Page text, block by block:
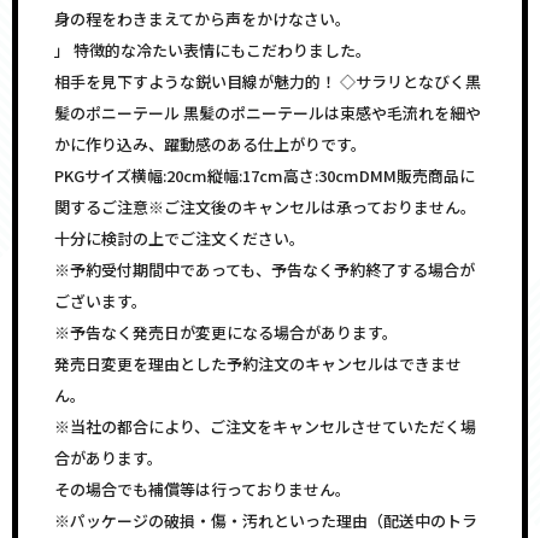
身の程をわきまえてから声をかけなさい。
」 特徴的な冷たい表情にもこだわりました。
相手を見下すような鋭い目線が魅力的！ ◇サラリとなびく黒
髪のポニーテール 黒髪のポニーテールは束感や毛流れを細や
かに作り込み、躍動感のある仕上がりです。
PKGサイズ横幅:20cm縦幅:17cm高さ:30cmDMM販売商品に
関するご注意※ご注文後のキャンセルは承っておりません。
十分に検討の上でご注文ください。
※予約受付期間中であっても、予告なく予約終了する場合が
ございます。
※予告なく発売日が変更になる場合があります。
発売日変更を理由とした予約注文のキャンセルはできませ
ん。
※当社の都合により、ご注文をキャンセルさせていただく場
合があります。
その場合でも補償等は行っておりません。
※パッケージの破損・傷・汚れといった理由（配送中のトラ